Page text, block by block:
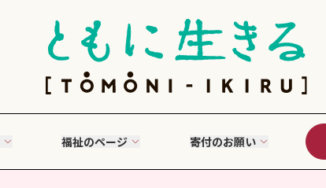
福祉のページ 寄付のお願い